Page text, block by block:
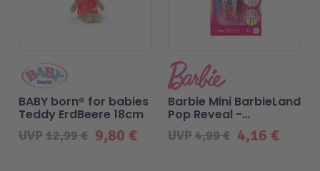
9,80 €
UVP12,99 €
BABY born® for babies
Teddy ErdBeere 18cm
4,16 €
UVP4,99 €
Barbie Mini BarbieLand
Pop Reveal -
Blindpack